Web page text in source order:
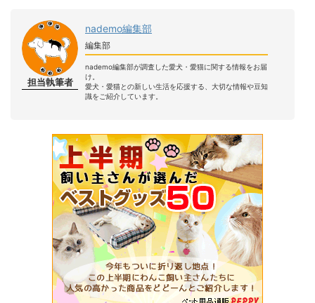
担当執筆者
nademo編集部
編集部
nademo編集部が調査した愛犬・愛猫に関する情報をお届
け。
愛犬・愛猫との新しい生活を応援する、大切な情報や豆知
識をご紹介しています。